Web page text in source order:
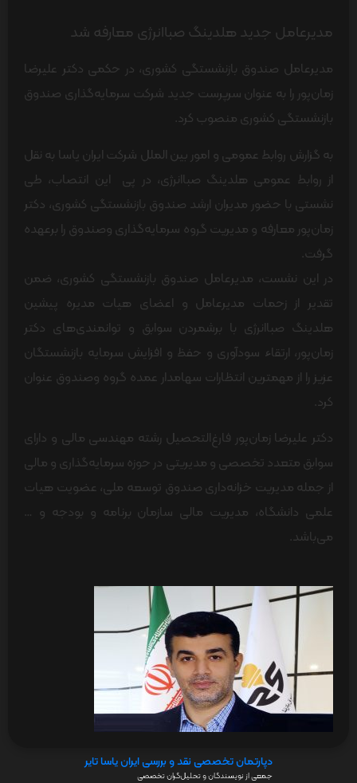
مدیرعامل جدید هلدینگ صباانرژی معارفه شد
مدیرعامل صندوق بازنشستگی کشوری، در حکمی دکتر علیرضا
زمان‌پور را به عنوان سرپرست جدید شرکت سرمایه‌گذاری صندوق
بازنشستگی کشوری منصوب کرد.
به گزارش روابط عمومی و امور بین الملل شرکت ایران یاسا به نقل
از روابط عمومی هلدینگ صباانرژی، در پی این انتصاب، طی
نشستی با حضور مدیران ارشد صندوق بازنشستگی کشوری، دکتر
زمان‌پور معارفه و مدیریت گروه سرمایه‌گذاری وصندوق را برعهده
گرفت.
در این نشست، مدیرعامل صندوق بازنشستگی کشوری، ضمن
تقدیر از زحمات مدیرعامل و اعضای هیات مدیره پیشین
هلدینگ صباانرژی با برشمردن سوابق و توانمندی‌های دکتر
زمان‌پور، ارتقاء سودآوری و حفظ و افزایش سرمایه بازنشستگان
عزیز را از مهمترین انتظارات سهامدار عمده گروه وصندوق عنوان
کرد.
دکتر علیرضا زمان‌پور فارغ‌التحصیل رشته مهندسی مالی و دارای
سوابق متعدد تخصصی و مدیریتی در حوزه‌ سرمایه‌گذاری و مالی
از جمله مدیریت خزانه‌داری صندوق توسعه ملی، عضویت هیات
علمی دانشگاه، مدیریت مالی سازمان برنامه و بودجه و …
می‌باشد.
دپارتمان تخصصی نقد و بررسی ایران یاسا تایر
جمعی از نویسندگان و تحلیل‌گران تخصصی